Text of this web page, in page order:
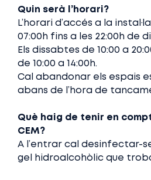
Quin serà l’horari?
L’horari d’accés a la
07:00h fins a les 22:00h de
Els dissabtes de 10:00 a
de 10:00 a 14:00h.
Cal abandonar els espais
abans de l’hora de
Què haig de tenir en
CEM?
A l’entrar cal desinfectar-
gel hidroalcohòlic que